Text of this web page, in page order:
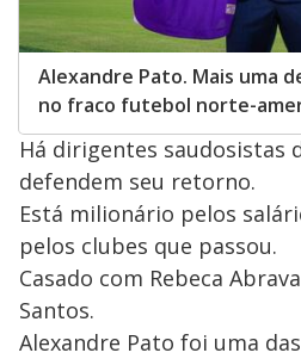
Alexandre Pato. Mais uma
no fraco futebol norte-
Há dirigentes saudosistas
defendem seu retorno.
Está milionário pelos
pelos clubes que passou.
Casado com Rebeca
Santos.
Alexandre Pato foi uma